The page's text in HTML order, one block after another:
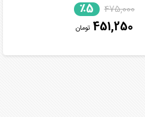
475,000
٪5
451,250 تومان